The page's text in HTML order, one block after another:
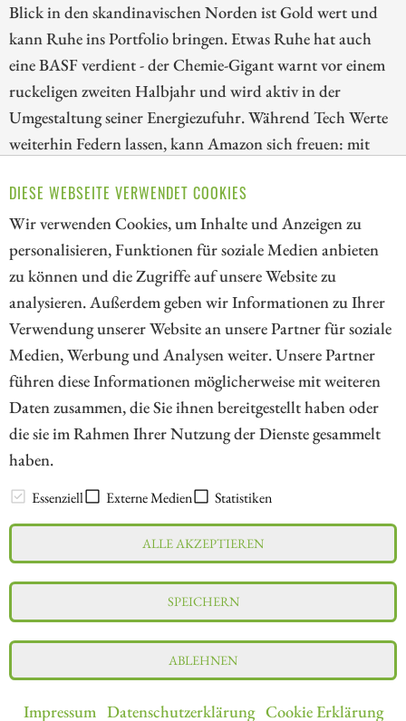
DIESE WEBSEITE VERWENDET COOKIES
Wir verwenden Cookies, um Inhalte und Anzeigen zu
personalisieren, Funktionen für soziale Medien anbieten
zu können und die Zugriffe auf unsere Website zu
analysieren. Außerdem geben wir Informationen zu Ihrer
Verwendung unserer Website an unsere Partner für soziale
Medien, Werbung und Analysen weiter. Unsere Partner
führen diese Informationen möglicherweise mit weiteren
Daten zusammen, die Sie ihnen bereitgestellt haben oder
die sie im Rahmen Ihrer Nutzung der Dienste gesammelt
haben.
Essenziell Externe Medien Statistiken
ALLE AKZEPTIEREN
SPEICHERN
ABLEHNEN
Impressum Datenschutzerklärung Cookie Erklärung
Blick in den skandinavischen Norden ist Gold wert und
kann Ruhe ins Portfolio bringen. Etwas Ruhe hat auch
eine BASF verdient - der Chemie-Gigant warnt vor einem
ruckeligen zweiten Halbjahr und wird aktiv in der
Umgestaltung seiner Energiezufuhr. Während Tech Werte
weiterhin Federn lassen, kann Amazon sich freuen: mit
21 Ländern zum Schnäpchen-Kauf animiert. Was lohnt
sich jetzt als Anlage für welches Risikobewusstsein?
ZUM KOMMENTAR
// kapitalerhoehungen.de - © 2026 - Die Informationsplattform für
Investoren und Unternehmen rund um Kapitalerhöhung, Kapitalmarkt
und Unternehmensfinanzierung
LEXIKON
Impressum
Datenschutz
Interessenskonflikt & Risikohinweis
Nutzungsbedingungen